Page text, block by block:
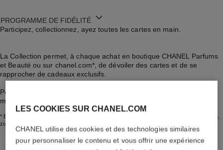
PROGRAMME DE FIDÉLITÉ
Participez, collectionnez, ayez toutes les cartes en main.
La Collection permet, à chaque achat en boutique CHANEL Parfums
et Beauté ou sur chanel.com*, de dévoiler des cartes et de se
rapprocher de cadeaux exclusifs.
Pour en bénéficier, renseignez ou créez votre compte CHANEL au
moment de l’achat et rejoignez La Collection.
* En boutique CHANEL, sur certains stands CHANEL Grands Magasins et sur chanel.com,
zone Europe.
Retour vers PROGRAMME DE FIDÉLITÉ
L'ACCORD PARFAIT
LES COOKIES SUR CHANEL.COM
CHANEL utilise des cookies et des technologies similaires
pour personnaliser le contenu et vous offrir une expérience